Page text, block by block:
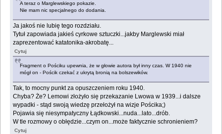
A teraz o Marglewskiego pokazie.
Nie mam nic specjalnego do dodania.
Ja jakoś nie lubię tego rozdziału.
Tytuł zapowiada jakieś cyrkowe sztuczki...jakby Marglewski miał
zaprezentować katatonika-akrobatę...
Cytuj
Fragment o Pościku upewnia, że w głowie autora był inny czas. W 1940 nie
mógł on - Pościk czekać z ukrytą bronią na bolszewików.
Tak, to mocny punkt za opuszczeniem roku 1940.
Chyba? Że? Lemowi złożyło się przekazanie Lwowa w 1939...i dalsze
wypadki - stąd swoją wiedzę przełożył na wizje Pościka;)
Pojawia się niesympatyczny Łądkowski...nuda...lato...drób.
W tle rozmowy o obłędzie...czym on...może faktycznie schronieniem?
Cytuj